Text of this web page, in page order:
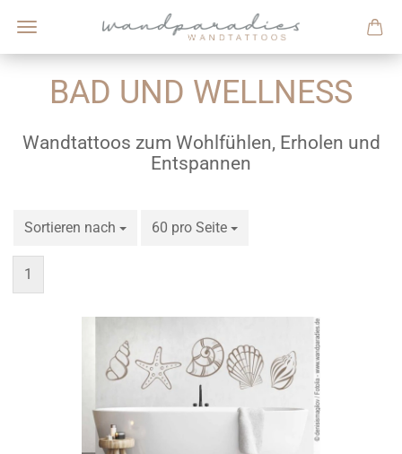
BAD UND WELLNESS
Wandtattoos zum Wohlfühlen, Erholen und
Entspannen
Sortieren nach
Sortieren nach 60 pro Seite
pro Seite
1